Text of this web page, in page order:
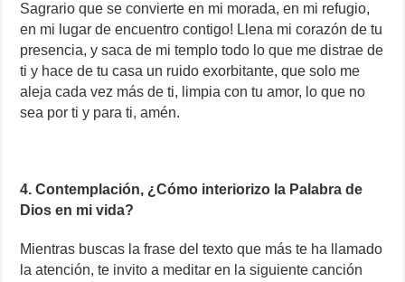
Sagrario que se convierte en mi morada, en mi refugio,
en mi lugar de encuentro contigo! Llena mi corazón de tu
presencia, y saca de mi templo todo lo que me distrae de
ti y hace de tu casa un ruido exorbitante, que solo me
aleja cada vez más de ti, limpia con tu amor, lo que no
sea por ti y para ti, amén.
4. Contemplación, ¿Cómo interiorizo la Palabra de
Dios en mi vida?
Mientras buscas la frase del texto que más te ha llamado
la atención, te invito a meditar en la siguiente canción